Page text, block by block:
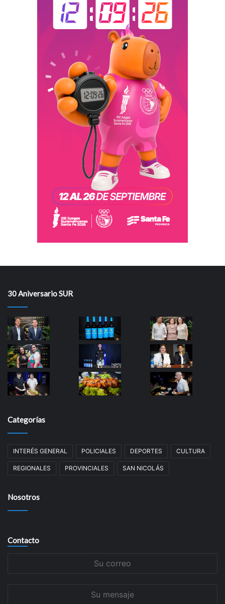
30 Aniversario SUR
Categorías
INTERÉS GENERAL POLICIALES DEPORTES CULTURA
REGIONALES PROVINCIALES SAN NICOLÁS
Nosotros
Contacto